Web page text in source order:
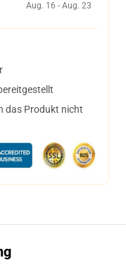
Aug. 16 - Aug. 23
das Produkt nicht